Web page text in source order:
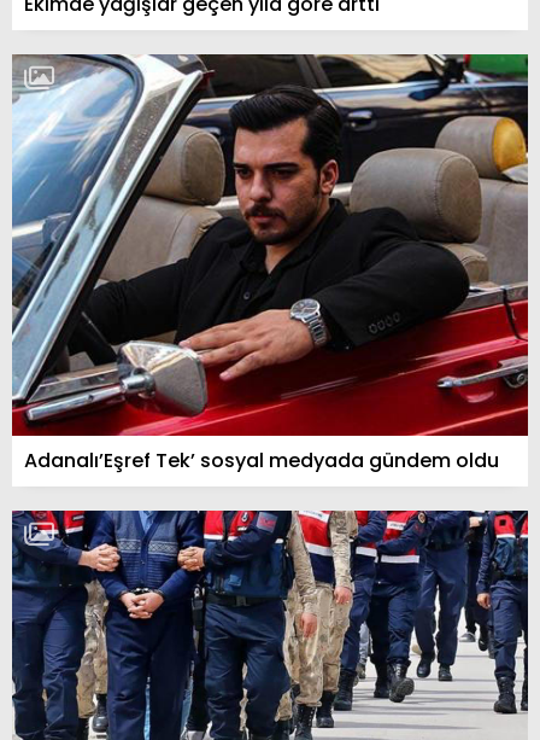
Adanalı’Eşref Tek’ sosyal medyada gündem oldu